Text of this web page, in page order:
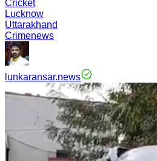
Cricket
Lucknow
Uttarakhand
Crimenews
lunkaransar.news